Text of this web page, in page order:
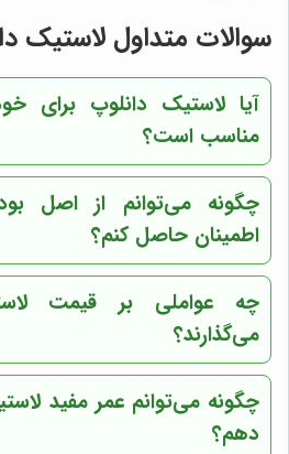
سوالات متداول لاستیک
آیا لاستیک دانلوپ برای
مناسب است؟
چگونه می‌توانم از اصل
اطمینان حاصل کنم؟
چه عواملی بر قیمت
می‌گذارند؟
چگونه می‌توانم عمر مفید
دهم؟